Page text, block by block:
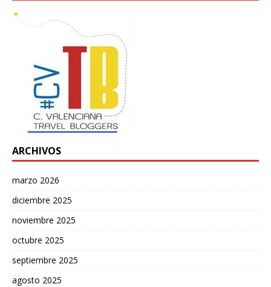
ARCHIVOS
marzo 2026
diciembre 2025
noviembre 2025
octubre 2025
septiembre 2025
agosto 2025